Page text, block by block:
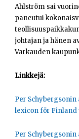
Ahlström sai
paneutui
johtajan ja hänen
Varkauden
Linkkejä:
Per
lexicon för Finland
Per